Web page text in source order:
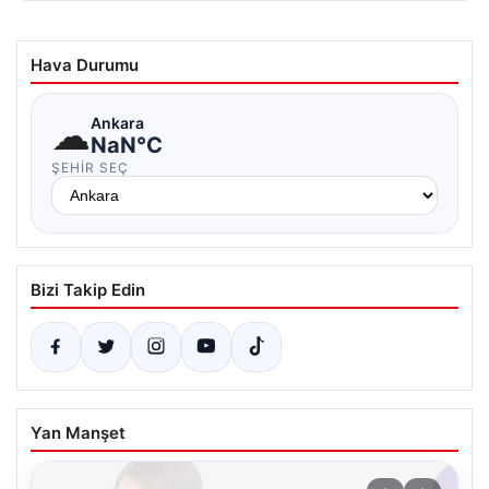
Hava Durumu
☁Ankara
NaN°C
ŞEHIR SEÇ
Bizi Takip Edin
Yan Manşet